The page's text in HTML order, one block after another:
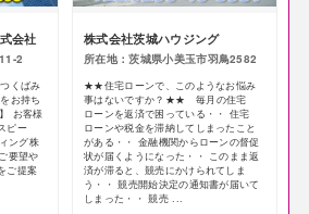
会社
2
くばみ
お持ち
お客様
ピー
ング株
要望や
ご提案
株式会社茨城ハウジング
所在地：茨城県小美玉市羽鳥2582
★★住宅ローンで、このようなお悩み
事はないですか？★★ 毎月の住宅
ローンを返済で困っている・・ 住宅
ローンや税金を滞納してしまったこと
がある・・ 金融機関からローンの督促
状が届くようになった・・ このまま返
済が滞ると、競売にかけられてしま
う・・ 競売開始決定の通知書が届いて
しまった・・ 競売 ...